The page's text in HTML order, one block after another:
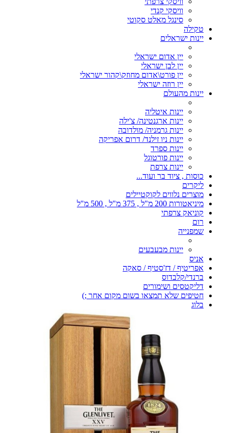
וויסקי קנדי
סינגל מאלט סקוטי
טקילה
יינות ישראלים
יין אדום ישראלי
יין לבן ישראלי
יין פורט\אדום מחוזק\קהור ישראלי
יין רוזה ישראלי
יינות מהעולם
יינות איטליה
יינות ארגנטינה/ צ'ילה
יינות גרמניה/ מולדובה
יינות ניו זילנד/ דרום אפריקה
יינות ספרד
יינות פורטוגל
יינות צרפת
כוסות , ציוד בר ועוד...
ליקרים
מוצרים נלווים לקוקטיילים
מיניאטורות 200 מ"ל , 375 מ"ל , 500 מ"ל
קוניאק צרפתי
רום
שמפנייה
יינות מבעבעים
אניס
אפריטיף / דז'סטיף / סאקה
ברנדי/קלבדוס
דליקטסים ושימורים
חטיפים שלא תמצאו בשום מקום אחר ;)
בלוג